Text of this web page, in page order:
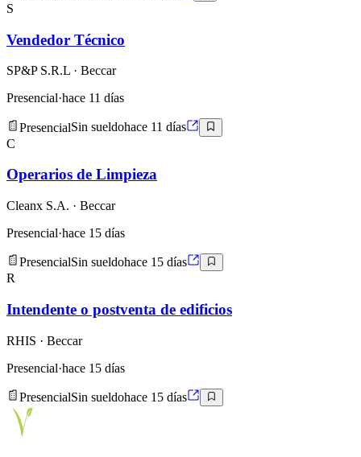
S
Vendedor Técnico
SP&P S.R.L · Beccar
Presencial·hace 11 días
PresencialSin sueldohace 11 días
C
Operarios de Limpieza
Cleanx S.A. · Beccar
Presencial·hace 15 días
PresencialSin sueldohace 15 días
R
Intendente o postventa de edificios
RHIS · Beccar
Presencial·hace 15 días
PresencialSin sueldohace 15 días